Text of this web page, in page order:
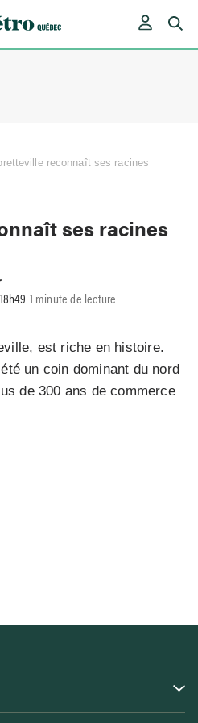
reconnaît ses racines
ses racines
1 minute de lecture
est riche en histoire.
un coin dominant du nord
de 300 ans de commerce